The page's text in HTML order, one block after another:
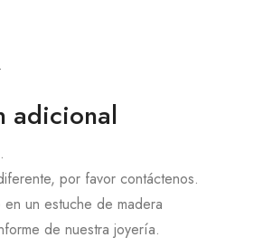
adicional
por favor contáctenos.
un estuche de madera
de nuestra joyería.